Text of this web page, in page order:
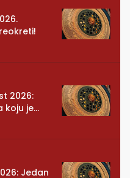
2026:
koju je
Jedan